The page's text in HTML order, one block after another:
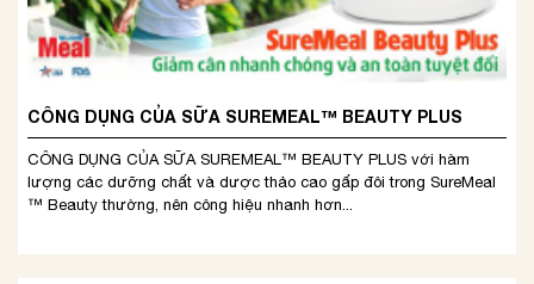
CÔNG DỤNG CỦA SỮA SUREMEAL™ BEAUTY PLUS
CÔNG DỤNG CỦA SỮA SUREMEAL™ BEAUTY PLUS với hàm
lượng các dưỡng chất và dược thảo cao gấp đôi trong SureMeal
™ Beauty thường, nên công hiệu nhanh hơn...